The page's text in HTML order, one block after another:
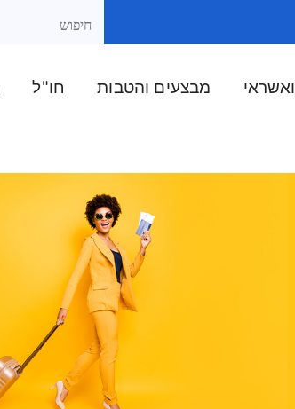
מבצעים והטבות חו"ל